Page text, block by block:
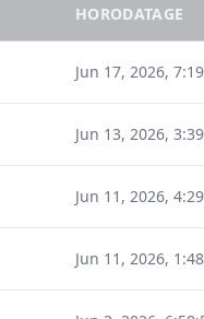
HORODATAGE
Jun 17, 2026,
Jun 13, 2026,
Jun 11, 2026,
Jun 11, 2026,